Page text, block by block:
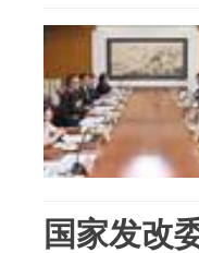
国家发改